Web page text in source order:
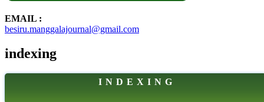
EMAIL :
besiru.manggalajournal@gmail.com
indexing
I N D E X I N G